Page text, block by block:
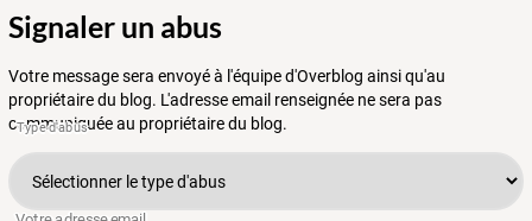
Signaler un abus
Votre message sera envoyé à l'équipe d'Overblog ainsi qu'au
propriétaire du blog. L'adresse email renseignée ne sera pas
communiquée au propriétaire du blog.